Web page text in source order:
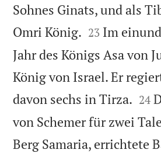
Sohnes Ginats, und als
Omri König. 

23 Im
Jahr des Königs Asa von
König von Israel. Er
davon sechs in Tirza. 

24
von Schemer für zwei
Berg Samaria, errichtete